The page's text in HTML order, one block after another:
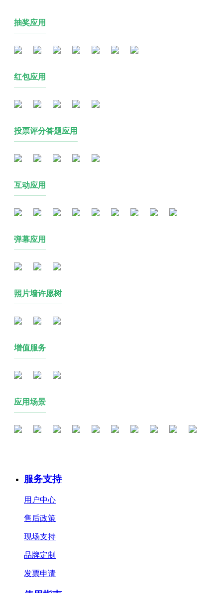
抽奖应用
红包应用
投票评分答题应用
互动应用
弹幕应用
照片墙许愿树
增值服务
应用场景
服务支持
用户中心
售后政策
现场支持
品牌定制
发票申请